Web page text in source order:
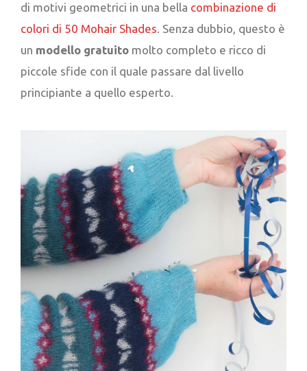
di motivi geometrici in una bella combinazione di
colori di 50 Mohair Shades. Senza dubbio, questo è
un modello gratuito molto completo e ricco di
piccole sfide con il quale passare dal livello
principiante a quello esperto.